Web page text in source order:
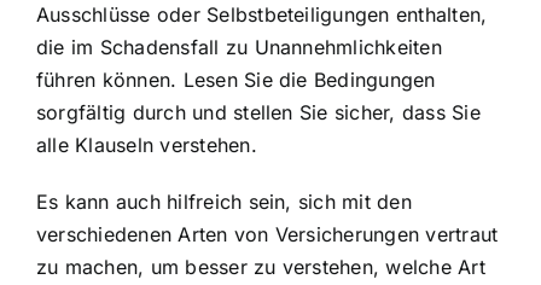
Ausschlüsse oder Selbstbeteiligungen enthalten,
die im Schadensfall zu Unannehmlichkeiten
führen können. Lesen Sie die Bedingungen
sorgfältig durch und stellen Sie sicher, dass Sie
alle Klauseln verstehen.
Es kann auch hilfreich sein, sich mit den
verschiedenen Arten von Versicherungen vertraut
zu machen, um besser zu verstehen, welche Art